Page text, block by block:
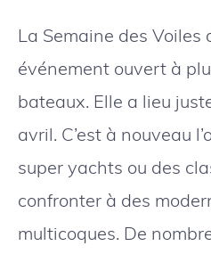
La Semaine des Voiles
événement ouvert à
bateaux. Elle a lieu
avril. C’est à nouveau
super yachts ou des
confronter à des
multicoques. De